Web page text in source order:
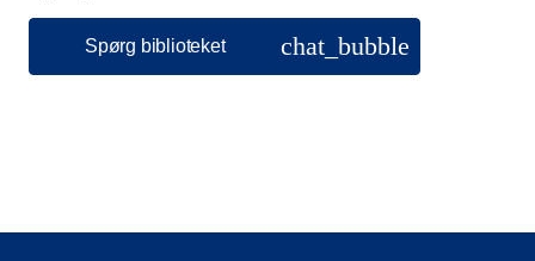
Spørg biblioteket chat_bubble